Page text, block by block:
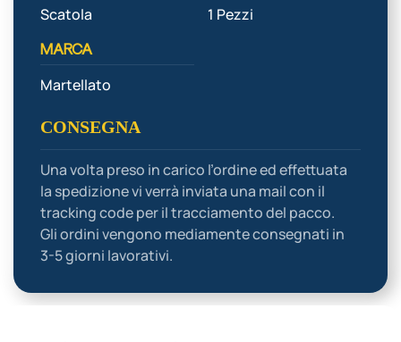
quantità
Scatola 1 Pezzi
MARCA
Martellato
CONSEGNA
Una volta preso in carico l’ordine ed effettuata
la spedizione vi verrà inviata una mail con il
tracking code per il tracciamento del pacco.
Gli ordini vengono mediamente consegnati in
3-5 giorni lavorativi.